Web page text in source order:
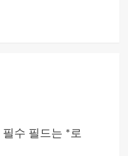
필수 필드는 * 로